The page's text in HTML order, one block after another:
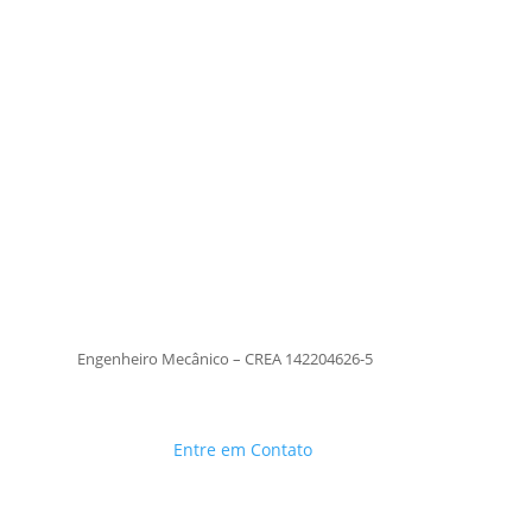
Engenheiro Mecânico – CREA 142204626-5
Entre em Contato